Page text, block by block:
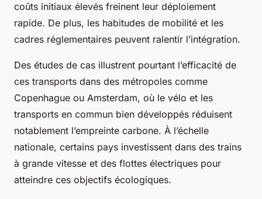
coûts initiaux élevés freinent leur déploiement
rapide. De plus, les habitudes de mobilité et les
cadres réglementaires peuvent ralentir l’intégration.
Des études de cas illustrent pourtant l’efficacité de
ces transports dans des métropoles comme
Copenhague ou Amsterdam, où le vélo et les
transports en commun bien développés réduisent
notablement l’empreinte carbone. À l’échelle
nationale, certains pays investissent dans des trains
à grande vitesse et des flottes électriques pour
atteindre ces objectifs écologiques.